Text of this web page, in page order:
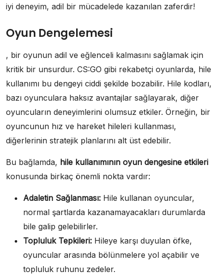
iyi deneyim, adil bir mücadelede kazanılan zaferdir!
Oyun Dengelemesi
, bir oyunun adil ve eğlenceli kalmasını sağlamak için
kritik bir unsurdur. CS:GO gibi rekabetçi oyunlarda, hile
kullanımı bu dengeyi ciddi şekilde bozabilir. Hile kodları,
bazı oyunculara haksız avantajlar sağlayarak, diğer
oyuncuların deneyimlerini olumsuz etkiler. Örneğin, bir
oyuncunun hız ve hareket hileleri kullanması,
diğerlerinin stratejik planlarını alt üst edebilir.
Bu bağlamda, hile kullanımının oyun dengesine etkileri
konusunda birkaç önemli nokta vardır:
Adaletin Sağlanması: Hile kullanan oyuncular,
normal şartlarda kazanamayacakları durumlarda
bile galip gelebilirler.
Topluluk Tepkileri: Hileye karşı duyulan öfke,
oyuncular arasında bölünmelere yol açabilir ve
topluluk ruhunu zedeler.